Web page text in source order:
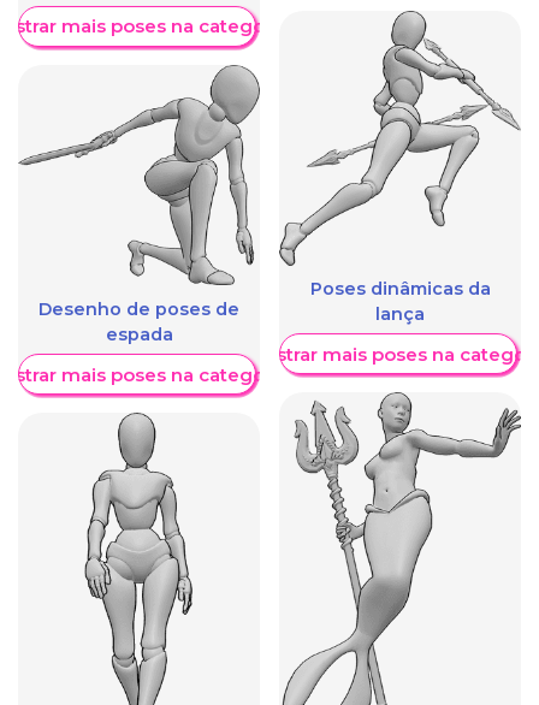
mais poses na categoria
Desenho de poses de
espada
mais poses na categoria
Poses dinâmicas da
lança
Mostrar mais poses na